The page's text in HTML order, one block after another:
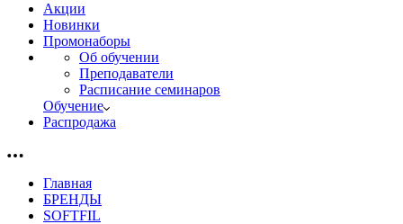
Акции
Новинки
Промонаборы
Об обучении
Преподаватели
Расписание семинаров
Обучение
Распродажа
Главная
БРЕНДЫ
SOFTFIL